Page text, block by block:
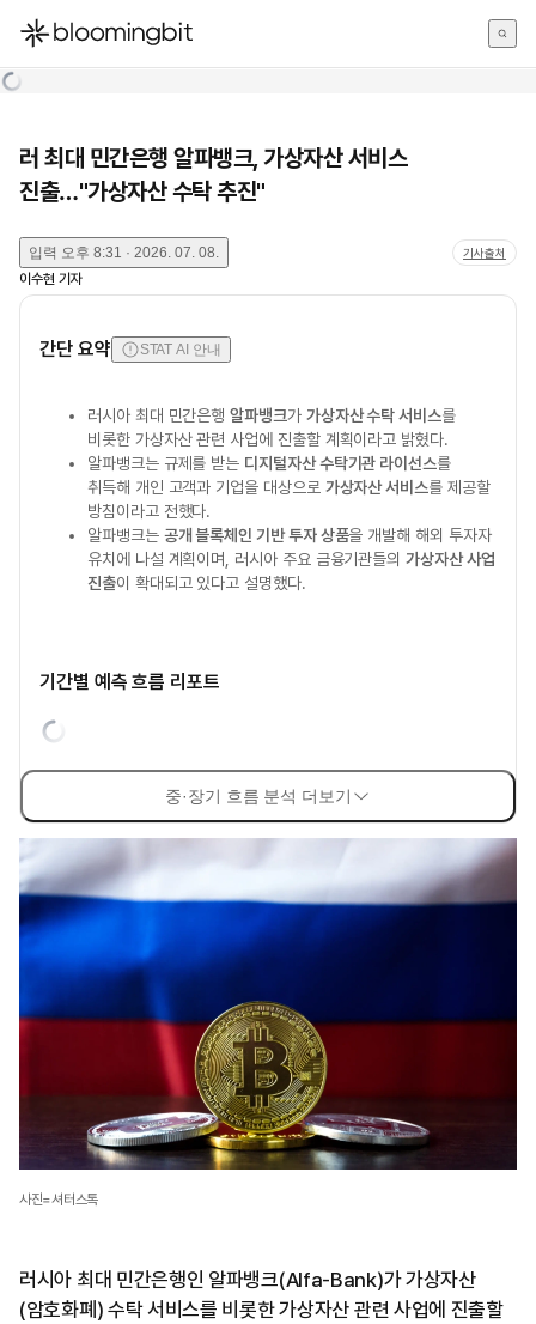
한국어
러 최대 민간은행 알파뱅크, 가상자산 서비스
진출…"가상자산 수탁 추진"
입력 오후 8:31 · 2026. 07. 08. 기사출처
이수현 기자
간단 요약 STAT AI 안내
러시아 최대 민간은행알파뱅크가 가상자산 수탁 서비스를
비롯한 가상자산 관련 사업에 진출할 계획이라고 밝혔다.
알파뱅크는 규제를 받는 디지털자산 수탁기관 라이선스를
취득해 개인 고객과 기업을 대상으로 가상자산 서비스를 제공할
방침이라고 전했다.
알파뱅크는 공개 블록체인 기반 투자 상품을 개발해 해외 투자자
유치에 나설 계획이며, 러시아 주요 금융기관들의가상자산 사업
진출이 확대되고 있다고 설명했다.
기간별 예측 흐름 리포트
중·장기 흐름 분석 더보기
사진=셔터스톡
러시아 최대 민간은행인 알파뱅크(Alfa-Bank)가 가상자산
(암호화폐) 수탁 서비스를 비롯한 가상자산 관련 사업에 진출할